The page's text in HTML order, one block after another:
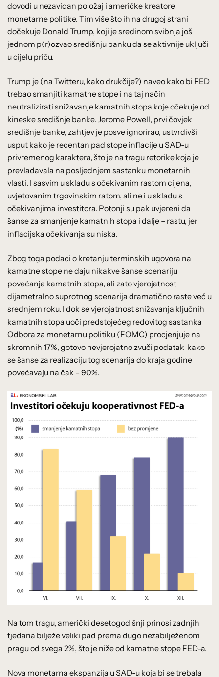
dovodi u nezavidan položaj i američke kreatore
monetarne politike. Tim više što ih na drugoj strani
dočekuje Donald Trump, koji je sredinom svibnja još
jednom p(r)ozvao središnju banku da se aktivnije uključi
u cijelu priču.
Trump je (na Twitteru, kako drukčije?) naveo kako bi FED
trebao smanjiti kamatne stope i na taj način
neutralizirati snižavanje kamatnih stopa koje očekuje od
kineske središnje banke. Jerome Powell, prvi čovjek
središnje banke, zahtjev je posve ignorirao, ustvrdivši
usput kako je recentan pad stope inflacije u SAD-u
privremenog karaktera, što je na tragu retorike koja je
prevladavala na posljednjem sastanku monetarnih
vlasti. I sasvim u skladu s očekivanim rastom cijena,
uvjetovanim trgovinskim ratom, ali ne i u skladu s
očekivanjima investitora. Potonji su pak uvjereni da
šanse za smanjenje kamatnih stopa i dalje – rastu, jer
inflacijska očekivanja su niska.
Zbog toga podaci o kretanju terminskih ugovora na
kamatne stope ne daju nikakve šanse scenariju
povećanja kamatnih stopa, ali zato vjerojatnost
dijametralno suprotnog scenarija dramatično raste već u
srednjem roku. I dok se vjerojatnost snižavanja ključnih
kamatnih stopa uoči predstojećeg redovitog sastanka
Odbora za monetarnu politiku (FOMC) procjenjuje na
skromnih 17%, gotovo nevjerojatno zvuči podatak kako
se šanse za realizaciju tog scenarija do kraja godine
povećavaju na čak – 90%.
Na tom tragu, američki desetogodišnji prinosi zadnjih
tjedana bilježe veliki pad prema dugo nezabilježenom
pragu od svega 2%, što je niže od kamatne stope FED-a.
Nova monetarna ekspanzija u SAD-u koja bi se trebala